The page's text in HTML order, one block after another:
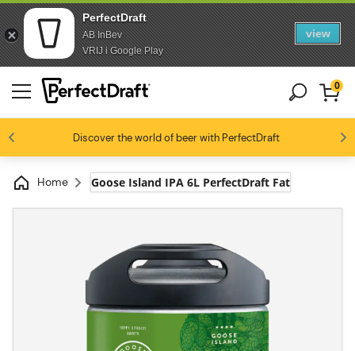
PerfectDraft
AB InBev
VRIJ i Google Play
view
Skip to content
Skip to footer
Discover the world of beer with PerfectDraft
Ölentusiaster älskar oss 4.4/5
0
Home Goose Island IPA 6L PerfectDraft Fat